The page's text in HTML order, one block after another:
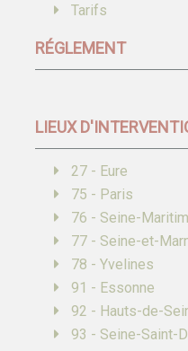
Tarifs
RÉGLEMENT
LIEUX
27 - Eure
75 - Paris
76 - Seine-
77 - Seine-et-
78 - Yvelines
91 - Essonne
92 - Hauts-de-
93 - Seine-Saint-